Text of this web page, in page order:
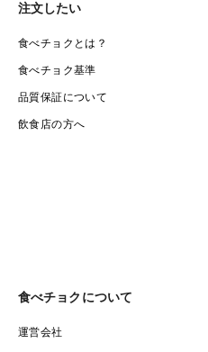
注文したい
食べチョクとは？
食べチョク基準
品質保証について
飲食店の方へ
食べチョクについて
運営会社